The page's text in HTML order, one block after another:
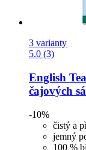
3 varianty
5.0 (3)
English
čajových
-10%
čistý a
jemný
100 %